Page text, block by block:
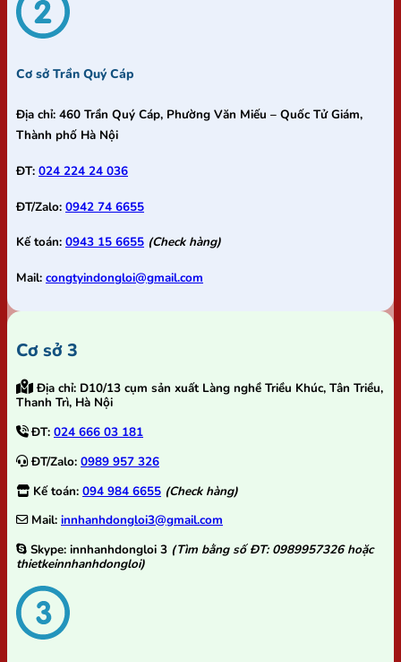
Cơ sở Trần Quý Cáp
Địa chỉ: 460 Trần Quý Cáp, Phường Văn Miếu – Quốc Tử Giám,
Thành phố Hà Nội
ĐT: 024 224 24 036
ĐT/Zalo: 0942 74 6655
Kế toán: 0943 15 6655 (Check hàng)
Mail: congtyindongloi@gmail.com
Cơ sở 3
Địa chỉ: D10/13 cụm sản xuất Làng nghề Triều Khúc, Tân Triều,
Thanh Trì, Hà Nội
ĐT: 024 666 03 181
ĐT/Zalo: 0989 957 326
Kế toán: 094 984 6655 (Check hàng)
Mail: innhanhdongloi3@gmail.com
Skype: innhanhdongloi 3 (Tìm bằng số ĐT: 0989957326 hoặc
thietkeinnhanhdongloi)